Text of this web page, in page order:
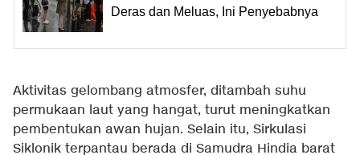
Deras dan Meluas, Ini Penyebabnya
Aktivitas gelombang atmosfer, ditambah suhu
permukaan laut yang hangat, turut meningkatkan
pembentukan awan hujan. Selain itu, Sirkulasi
Siklonik terpantau berada di Samudra Hindia barat